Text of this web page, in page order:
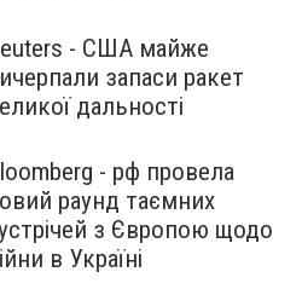
- США майже
запаси ракет
дальності
- рф провела
раунд таємних
з Європою щодо
в Україні